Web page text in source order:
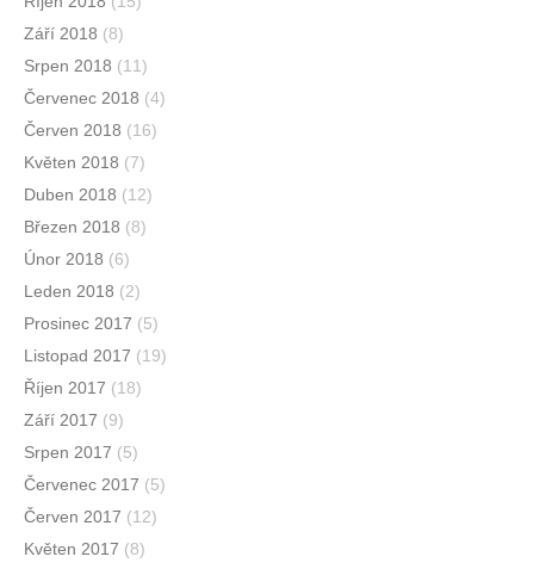
Září 2018 (8)
Srpen 2018 (11)
Červenec 2018 (4)
Červen 2018 (16)
Květen 2018 (7)
Duben 2018 (12)
Březen 2018 (8)
Únor 2018 (6)
Leden 2018 (2)
Prosinec 2017 (5)
Listopad 2017 (19)
Říjen 2017 (18)
Září 2017 (9)
Srpen 2017 (5)
Červenec 2017 (5)
Červen 2017 (12)
Květen 2017 (8)